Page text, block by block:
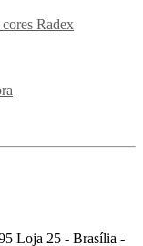
Radex
Loja 25 - Brasília -